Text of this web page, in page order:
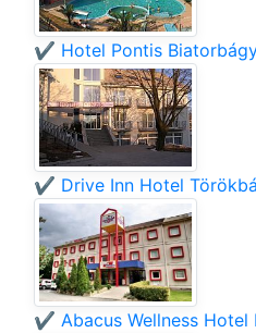
✔️ Hotel Pontis
✔️ Drive Inn Hotel
✔️ Abacus Wellness Hotel